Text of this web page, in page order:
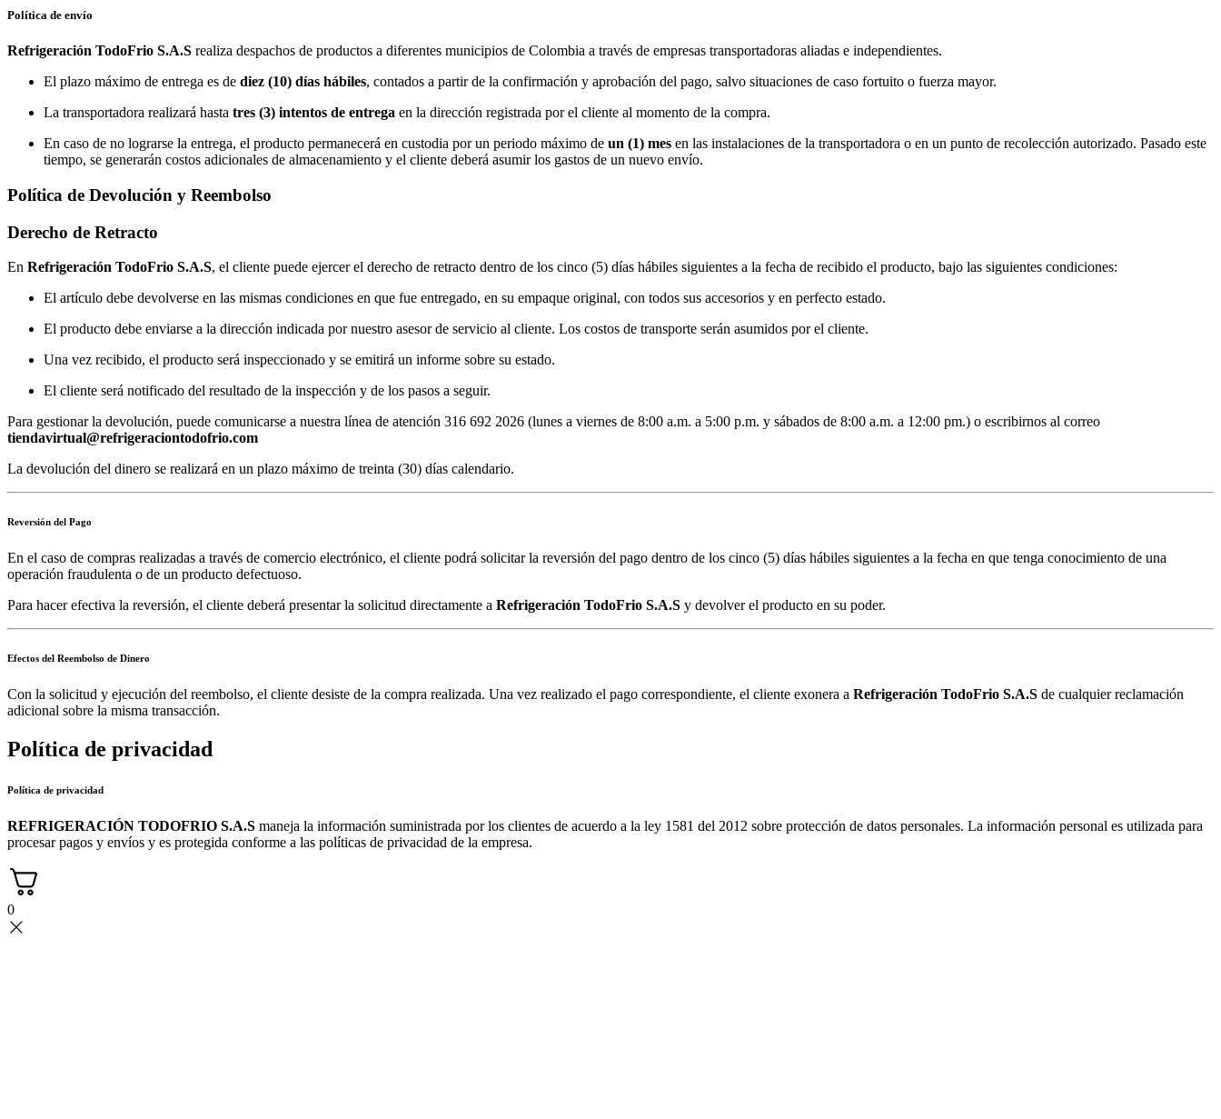
Política de envío
Refrigeración TodoFrio S.A.S realiza despachos de productos a diferentes municipios de Colombia a través de empresas transportadoras aliadas e independientes.
El plazo máximo de entrega es de diez (10) días hábiles, contados a partir de la confirmación y aprobación del pago, salvo situaciones de caso fortuito o fuerza mayor.
La transportadora realizará hasta tres (3) intentos de entrega en la dirección registrada por el cliente al momento de la compra.
En caso de no lograrse la entrega, el producto permanecerá en custodia por un periodo máximo de un (1) mes en las instalaciones de la transportadora o en un punto de recolección autorizado. Pasado este
tiempo, se generarán costos adicionales de almacenamiento y el cliente deberá asumir los gastos de un nuevo envío.
Política de Devolución y Reembolso
Derecho de Retracto
En Refrigeración TodoFrio S.A.S, el cliente puede ejercer el derecho de retracto dentro de los cinco (5) días hábiles siguientes a la fecha de recibido el producto, bajo las siguientes condiciones:
El artículo debe devolverse en las mismas condiciones en que fue entregado, en su empaque original, con todos sus accesorios y en perfecto estado.
El producto debe enviarse a la dirección indicada por nuestro asesor de servicio al cliente. Los costos de transporte serán asumidos por el cliente.
Una vez recibido, el producto será inspeccionado y se emitirá un informe sobre su estado.
El cliente será notificado del resultado de la inspección y de los pasos a seguir.
Para gestionar la devolución, puede comunicarse a nuestra línea de atención 316 692 2026 (lunes a viernes de 8:00 a.m. a 5:00 p.m. y sábados de 8:00 a.m. a 12:00 pm.) o escribirnos al correo
tiendavirtual@refrigeraciontodofrio.com
La devolución del dinero se realizará en un plazo máximo de treinta (30) días calendario.
Reversión del Pago
En el caso de compras realizadas a través de comercio electrónico, el cliente podrá solicitar la reversión del pago dentro de los cinco (5) días hábiles siguientes a la fecha en que tenga conocimiento de una
operación fraudulenta o de un producto defectuoso.
Para hacer efectiva la reversión, el cliente deberá presentar la solicitud directamente a Refrigeración TodoFrio S.A.S y devolver el producto en su poder.
Efectos del Reembolso de Dinero
Con la solicitud y ejecución del reembolso, el cliente desiste de la compra realizada. Una vez realizado el pago correspondiente, el cliente exonera a Refrigeración TodoFrio S.A.S de cualquier reclamación
adicional sobre la misma transacción.
Política de privacidad
Política de privacidad
REFRIGERACIÓN TODOFRIO S.A.S maneja la información suministrada por los clientes de acuerdo a la ley 1581 del 2012 sobre protección de datos personales. La información personal es utilizada para
procesar pagos y envíos y es protegida conforme a las políticas de privacidad de la empresa.
0